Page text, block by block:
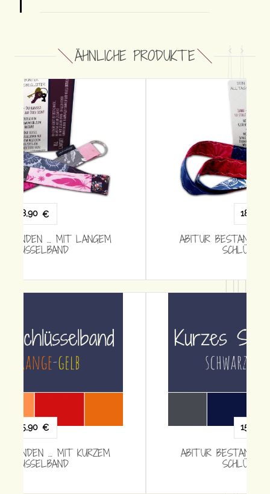
ÄHNLICHE PRODUKTE
ABITUR BESTANDEN … MIT LANGEM
15,90
ABITUR BESTANDEN … MIT KURZEM